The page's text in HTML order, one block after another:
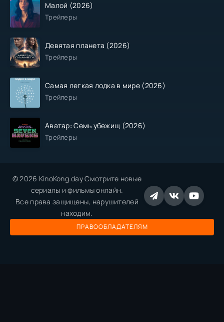
Малой (2026)
Трейлеры
Девятая планета (2026)
Трейлеры
Самая легкая лодка в мире (2026)
Трейлеры
Аватар: Семь убежищ (2026)
Трейлеры
© 2026 KinoKong.day Смотрите новые
сериалы и фильмы онлайн.
Все права защищены, нарушителей
находим.
ПРАВООБЛАДАТЕЛЯМ